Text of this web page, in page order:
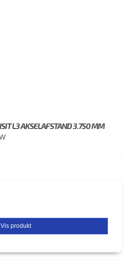
L3 AKSELAFSTAND 3.750 MM
Vis produkt